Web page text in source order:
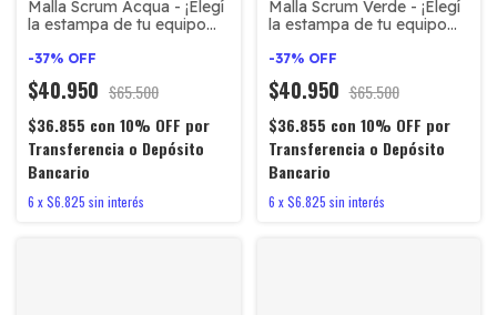
Malla Scrum Acqua - ¡Elegí
la estampa de tu equipo
-37% OFF
$40.950 $65.500
$36.855 con 10% OFF por
Transferencia o Depósito
Bancario
6 x$6.825 sin interés
Malla Scrum Verde - ¡Elegí
la estampa de tu equipo
-37% OFF
$40.950 $65.500
$36.855 con 10% OFF por
Transferencia o Depósito
Bancario
6 x$6.825 sin interés